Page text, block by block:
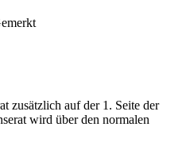
zusätzlich auf der 1. Seite der
wird über den normalen